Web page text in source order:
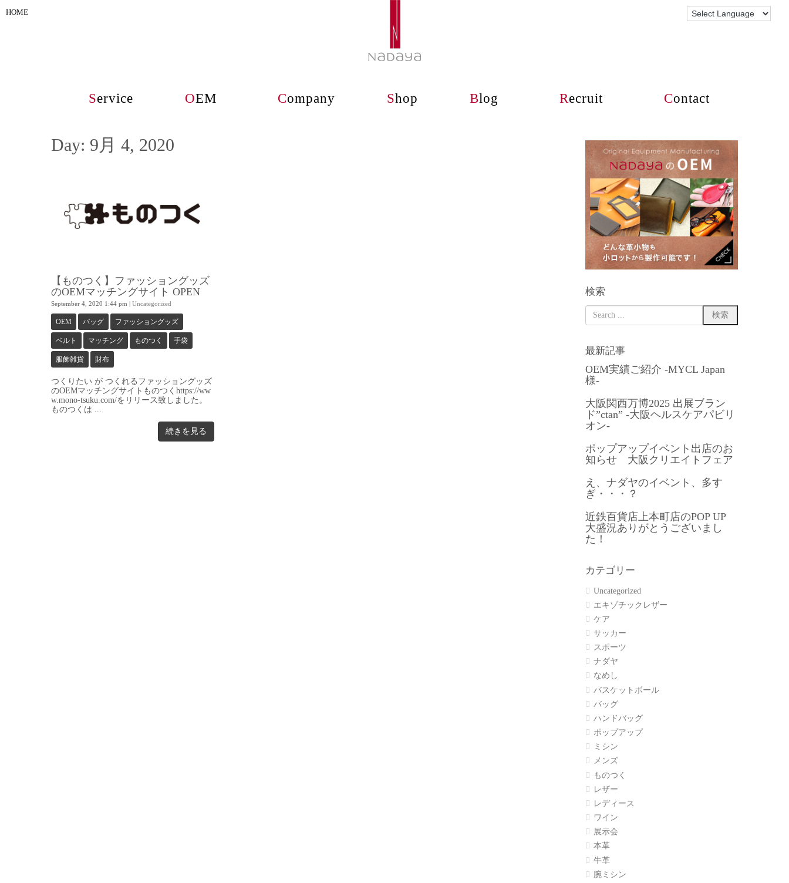
HOME
Service OEM Company Shop Blog Recruit Contact
Day: 9月 4, 2020
【ものつく】ファッショングッズ
のOEMマッチングサイト OPEN
September 4, 2020 1:44 pm Uncategorized
OEM バッグ ファッショングッズ
ベルト マッチング ものつく 手袋
服飾雑貨 財布
つくりたい が つくれるファッショングッズ
のOEMマッチングサイトものつくhttps://ww
w.mono-tsuku.com/をリリース致しました。
ものつくは ...
続きを見る
検索
最新記事
OEM実績ご紹介 -MYCL Japan
様-
大阪関西万博2025 出展ブラン
ド”ctan” -大阪ヘルスケアパビリ
オン-
ポップアップイベント出店のお
知らせ 大阪クリエイトフェア
え、ナダヤのイベント、多す
ぎ・・・？
近鉄百貨店上本町店のPOP UP
大盛況ありがとうございまし
た！
カテゴリー
Uncategorized
エキゾチックレザー
ケア
サッカー
スポーツ
ナダヤ
なめし
バスケットボール
バッグ
ハンドバッグ
ポップアップ
ミシン
メンズ
ものつく
レザー
レディース
ワイン
展示会
本革
牛革
腕ミシン